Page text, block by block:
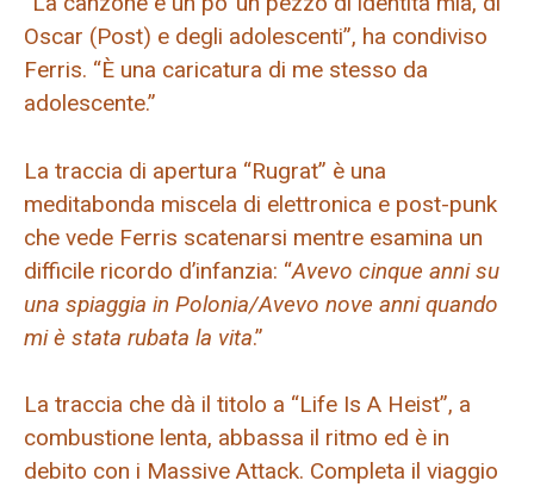
Oscar (Post) e degli adolescenti”, ha condiviso
Ferris. “È una caricatura di me stesso da
adolescente.”
La traccia di apertura “Rugrat” è una
meditabonda miscela di elettronica e post-punk
che vede Ferris scatenarsi mentre esamina un
difficile ricordo d’infanzia: “Avevo cinque anni su
una spiaggia in Polonia/Avevo nove anni quando
mi è stata rubata la vita.”
La traccia che dà il titolo a “Life Is A Heist”, a
combustione lenta, abbassa il ritmo ed è in
debito con i Massive Attack. Completa il viaggio